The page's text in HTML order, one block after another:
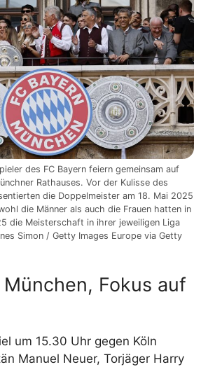
des FC Bayern feiern gemeinsam auf
Rathauses. Vor der Kulisse des
die Doppelmeister am 18. Mai 2025
die Männer als auch die Frauen hatten in
die Meisterschaft in ihrer jeweiligen Liga
Simon / Getty Images Europe via Getty
München, Fokus auf
um 15.30 Uhr gegen Köln
Manuel Neuer, Torjäger Harry